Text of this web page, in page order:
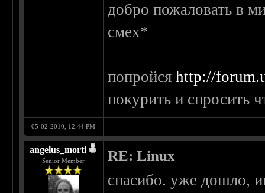
добро пожаловать в
смех*
попройсяhttp://
покурить и спросить
05-02-2010, 12:44 PM
angelus_morti
Senior Member RE: Linux
спасибо. уже дошло,